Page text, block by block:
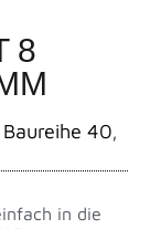
8
Baureihe 40,
in die